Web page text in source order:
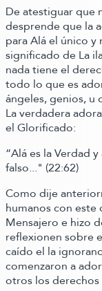
De atestiguar que
desprende que la
para Alá el único
significado de La
nada tiene el
todo lo que es
ángeles, genios, u
La verdadera
el Glorificado:
“Alá es la Verdad
falso..." (22:62)
Como dije
humanos con
Mensajero e hizo
reflexionen sobre
caído el la
comenzaron a
otros los derechos